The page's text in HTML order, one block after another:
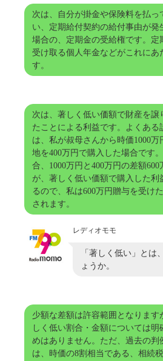
次は、自分が掛金や保険料を払っ
い、定期給付契約の給付事由が発
場合の、定期金の受給権です。定
受け取る個人年金などがこれにあ
す。
次は、著しく低い価額で財産を譲
たことによる利益です。よくある
は、私が叔母さんから時価1000万
地を400万円で購入した場合です
合、1000万円と400万円の差額600
が、著しく低い価額で購入した利
るので、私は600万円贈与を受け
されます。
レディオモモ
「著しく低い」とは
ょうか。
少額な差額は許容範囲となります
しく低い割合・金額については明
めはありません。ただ、過去の判
は、時価の8割相当である、相続